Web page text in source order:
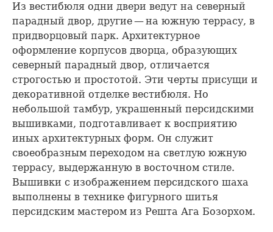
Из вестибюля одни двери ведут на северный
парадный двор, другие — на южную террасу, в
придворцовый парк. Архитектурное
оформление корпусов дворца, образующих
северный парадный двор, отличается
строгостью и простотой. Эти черты присущи и
декоративной отделке вестибюля. Но
небольшой тамбур, украшенный персидскими
вышивками, подготавливает к восприятию
иных архитектурных форм. Он служит
своеобразным переходом на светлую южную
террасу, выдержанную в восточном стиле.
Вышивки с изображением персидского шаха
выполнены в технике фигурного шитья
персидским мастером из Решта Ага Бозорхом.